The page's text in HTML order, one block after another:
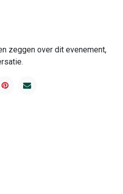
zeggen over dit evenement,